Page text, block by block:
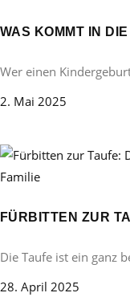
WAS KOMMT IN
Wer einen
2. Mai 2025
Familie
FÜRBITTEN ZUR
Die Taufe ist ein ganz
28. April 2025